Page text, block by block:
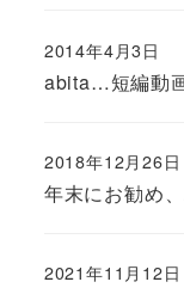
abita…短編動
2014年4月3日
年末にお勧め
2018年12月26日
2021年11月12日